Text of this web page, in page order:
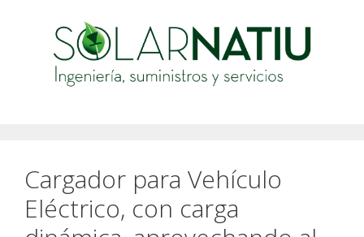
Cargador para Vehículo
Eléctrico, con carga